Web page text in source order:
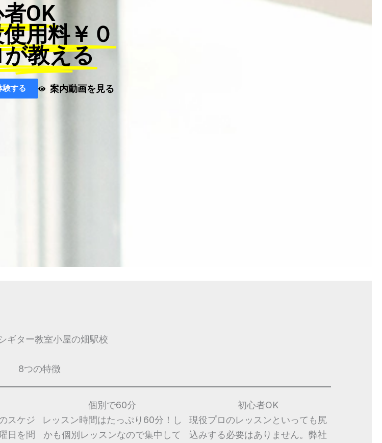
OK
用料￥０
教える
験する 案内動画を見る
ギター教室小屋の畑駅校
8つの特徴
スケジ
日を問
個別で60分
レッスン時間はたっぷり60分！し
かも個別レッスンなので集中して
初心者OK
現役プロのレッスンといっても尻
込みする必要はありません。弊社